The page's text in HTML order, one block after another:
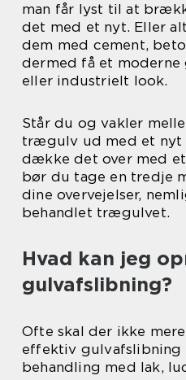
man får lyst til at
det med et nyt. Eller
dem med cement,
dermed få et
eller industrielt look.
Står du og vakler
trægulv ud med et nyt
dække det over med
bør du tage en tredje
dine overvejelser,
behandlet trægulvet.
Hvad kan jeg
gulvafslibning?
Ofte skal der ikke
effektiv gulvafslibning
behandling med lak,